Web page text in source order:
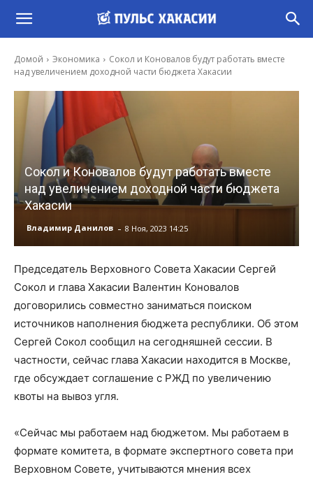
Домой Экономика
Сокол и Коновалов будут работать вместе
над увеличением доходной части бюджета Хакасии
Сокол и Коновалов будут работать вместе
над увеличением доходной части бюджета
Хакасии
Владимир Данилов - 8 Ноя, 2023 14:25
Председатель Верховного Совета Хакасии Сергей
Сокол и глава Хакасии Валентин Коновалов
договорились совместно заниматься поиском
источников наполнения бюджета республики. Об этом
Сергей Сокол сообщил на сегодняшней сессии. В
частности, сейчас глава Хакасии находится в Москве,
где обсуждает соглашение с РЖД по увеличению
квоты на вывоз угля.
«Сейчас мы работаем над бюджетом. Мы работаем в
формате комитета, в формате экспертного совета при
Верховном Совете, учитываются мнения всех